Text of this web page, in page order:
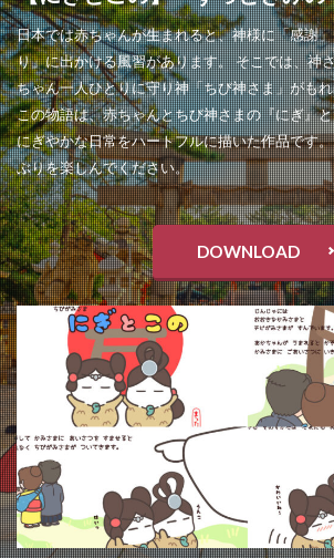
日本では赤ちゃんが生まれると、神様に「感謝
り」に出かける風習があります。 そこでは、神
ちゃん一人ひとりに守り神「ちび神さま」がも
この物語は、赤ちゃんとちび神さまの『にぎ』
にぎやかな日常をハートフルに描いた作品です
ぶりを楽しんでください。
DOWNLOAD